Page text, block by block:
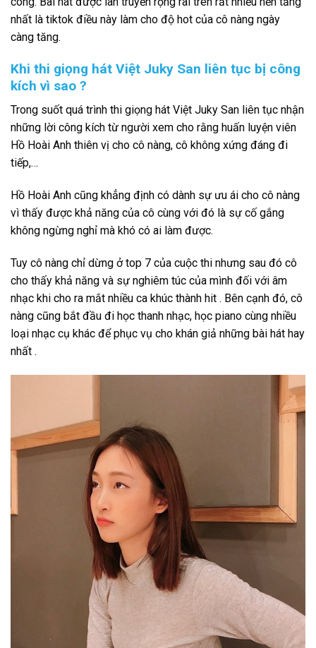
nhất là tiktok điều này làm cho độ hot của cô nàng ngày
càng tăng.
Khi thi giọng hát Việt Juky San liên tục bị công
kích vì sao ?
Trong suốt quá trình thi giọng hát Việt Juky San liên tục nhận
những lời công kích từ người xem cho rằng huấn luyện viên
Hồ Hoài Anh thiên vị cho cô nàng, cô không xứng đáng đi
tiếp,…
Hồ Hoài Anh cũng khẳng định có dành sự ưu ái cho cô nàng
vì thấy được khả năng của cô cùng với đó là sự cố gắng
không ngừng nghỉ mà khó có ai làm được.
Tuy cô nàng chỉ dừng ở top 7 của cuộc thi nhưng sau đó cô
cho thấy khả năng và sự nghiêm túc của mình đối với âm
nhạc khi cho ra mắt nhiều ca khúc thành hit . Bên cạnh đó, cô
nàng cũng bắt đầu đi học thanh nhạc, học piano cùng nhiều
loại nhạc cụ khác để phục vụ cho khán giả những bài hát hay
nhất .